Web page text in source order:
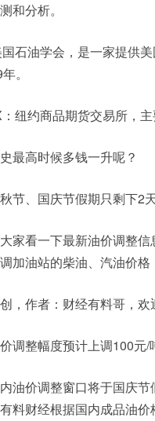
和分析。
石油学会，是一家提供
。
纽约商品期货交易所，
最高时候多钱一升呢？
节、国庆节假期只剩下2
家看一下最新油价调整
加油站的柴油、汽油价
，作者：财经有料哥，欢
调整幅度预计上调100元/
油价调整窗口将于国庆
料财经根据国内成品油